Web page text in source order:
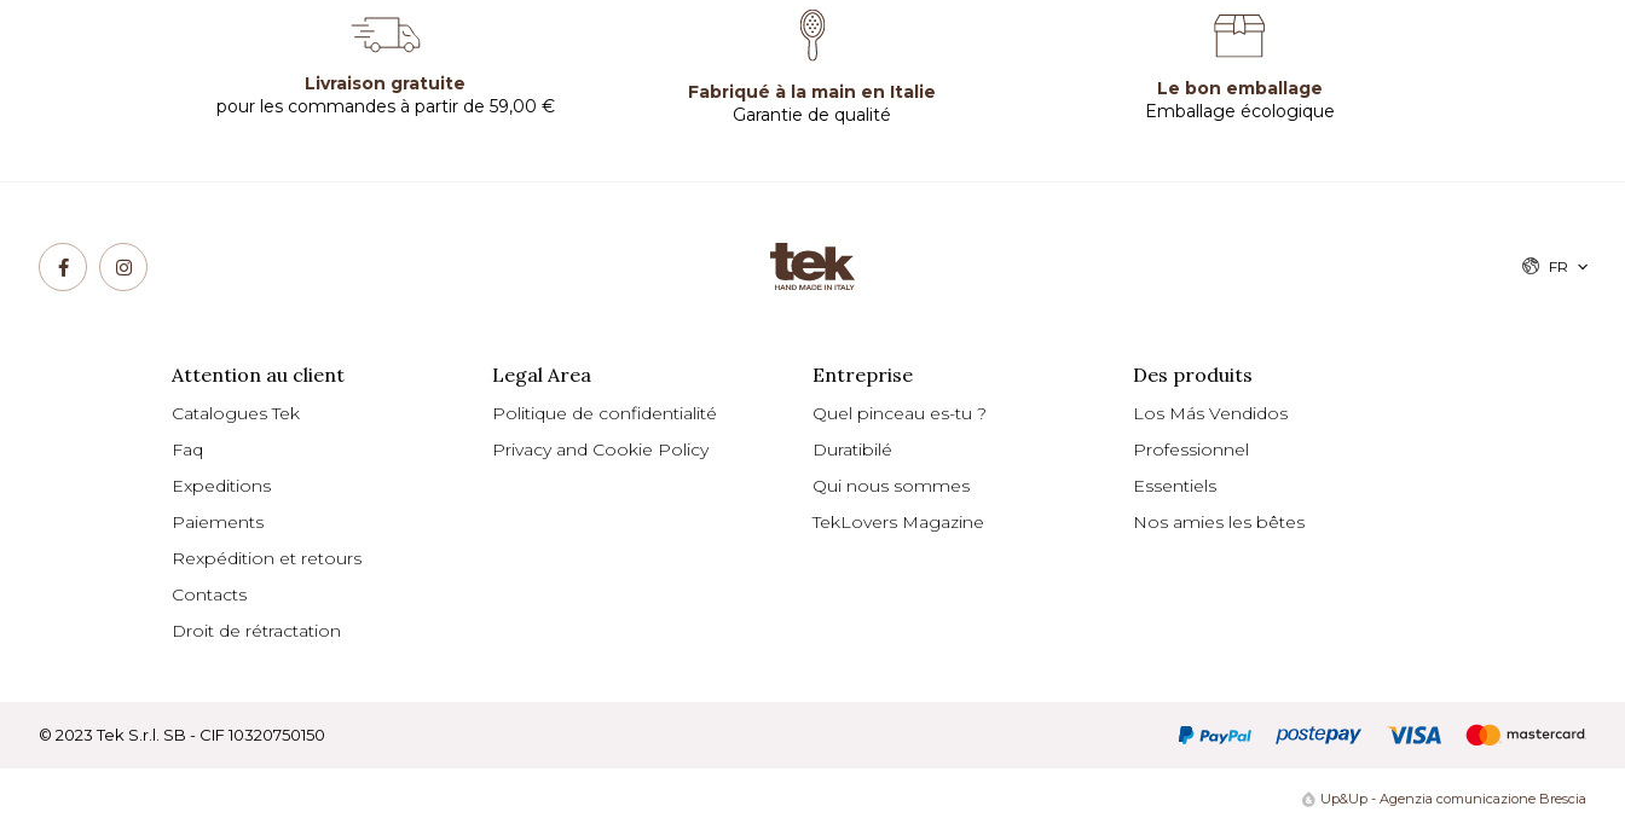
Livraison gratuite
pour les commandes à partir de 59,00 €
Fabriqué à la main en Italie
Garantie de qualité
Le bon emballage
Emballage écologique
FR
Attention au client
Catalogues Tek
Faq
Expeditions
Paiements
Rexpédition et retours
Contacts
Droit de rétractation
Legal Area
Politique de confidentialité
Privacy and Cookie Policy
Entreprise
Quel pinceau es-tu ?
Duratibilé
Qui nous sommes
TekLovers Magazine
Des produits
Los Más Vendidos
Professionnel
Essentiels
Nos amies les bêtes
© 2023 Tek S.r.l. SB - CIF 10320750150
Up&Up - Agenzia comunicazione Brescia